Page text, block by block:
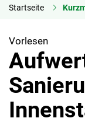
Startseite
Vorlesen